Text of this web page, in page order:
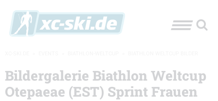
Bildergalerie Biathlon Weltcup
Otepaeae (EST) Sprint Frauen